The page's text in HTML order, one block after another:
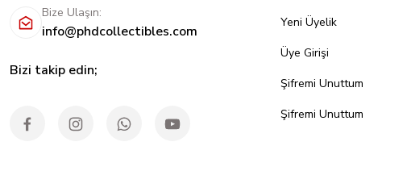
Bize Ulaşın:
info@phdcollectibles.com
Bizi takip edin;
Yeni Üyelik
Üye Girişi
Şifremi Unuttum
Şifremi Unuttum